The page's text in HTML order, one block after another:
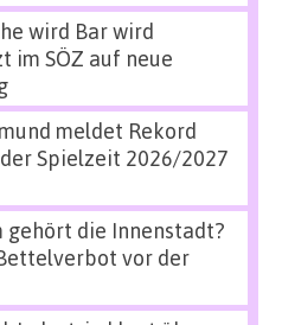
wird Bar wird
im SÖZ auf neue
meldet Rekord
Spielzeit 2026/2027
gehört die Innenstadt?
vor der